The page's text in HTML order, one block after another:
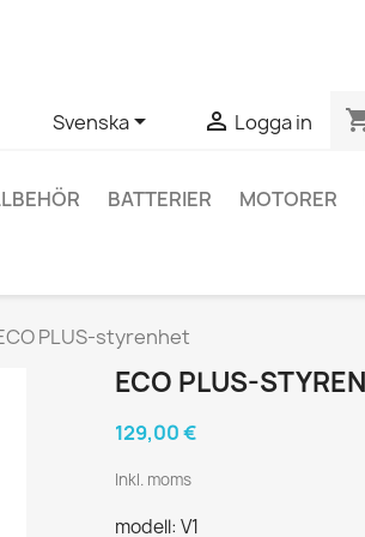
Svenska  Logga in
BATTERIER MOTORER
PLUS-styrenhet
ECO PLUS-
129,00 €
Inkl. moms
modell: V1